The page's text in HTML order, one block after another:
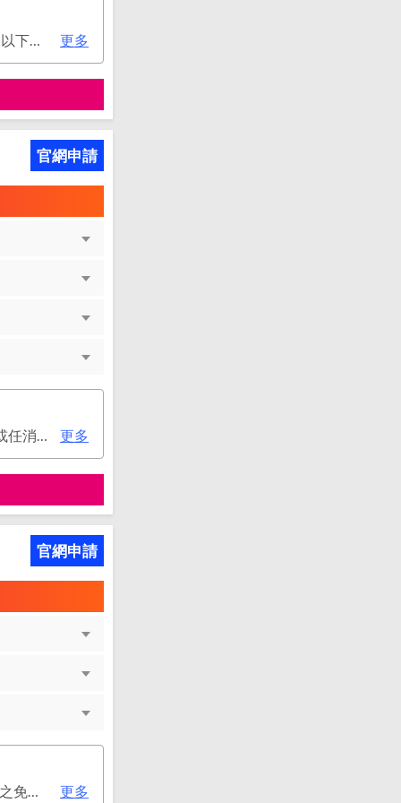
次年年費：2000元(有條件免年費), 不分新舊戶均享首年免年費，第二年起符合以下條件享年費優惠辦法： 1.使用非紙本帳單(電子帳單或行動帳單)終身免年費。 2.前一年消費滿8 萬或 12 次享次年免年費。 更多
官網申請
次年年費：3000元(有條件免年費), 使用帳單e化或玉山帳戶自動扣繳信用卡款或任消費一筆享免年費優惠。 更多
官網申請
次年年費：4500元(有條件免年費), 變更日(含)起至2026/12/31止，符合原卡別之免年費消費條件 或 使用台新信用卡數位帳單(包含電子/行動帳單)且生效，即享免年費優惠。 更多